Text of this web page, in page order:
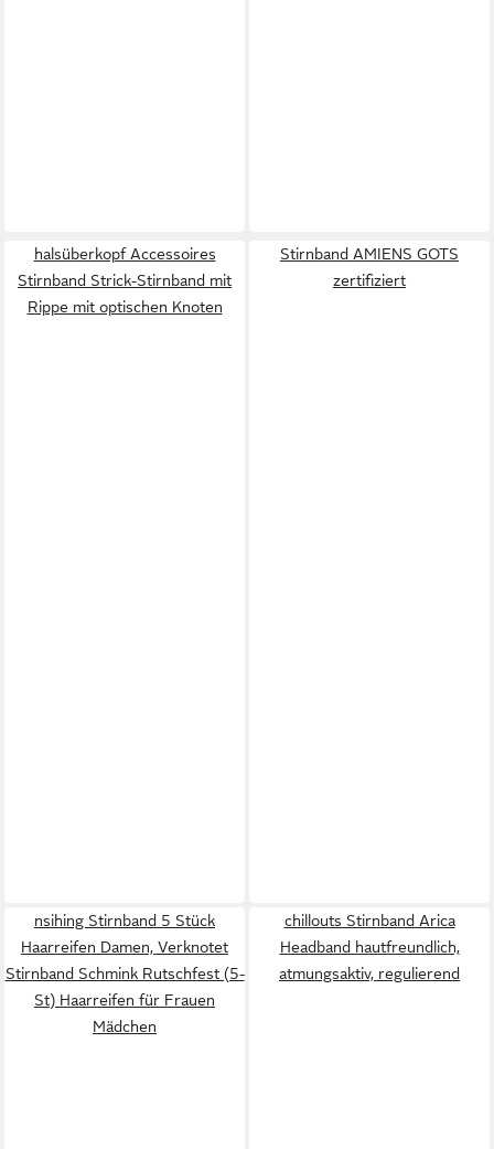
halsüberkopf Accessoires
Stirnband Strick-Stirnband mit
Rippe mit optischen Knoten
Stirnband AMIENS GOTS
zertifiziert
nsihing Stirnband 5 Stück
Haarreifen Damen, Verknotet
Stirnband Schmink Rutschfest (5-
St) Haarreifen für Frauen
Mädchen
chillouts Stirnband Arica
Headband hautfreundlich,
atmungsaktiv, regulierend